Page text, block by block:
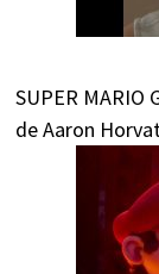
SUPER MARIO
de Aaron